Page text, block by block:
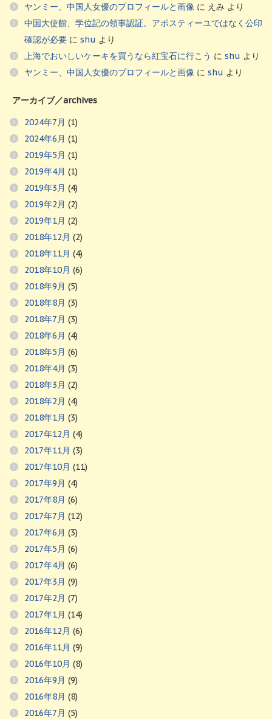
ヤンミー、中国人女優のプロフィールと画像 に えみ より
中国大使館、学位記の領事認証。アポスティーユではなく公印
確認が必要 に shu より
上海でおいしいケーキを買うなら紅宝石に行こう に shu より
ヤンミー、中国人女優のプロフィールと画像 に shu より
アーカイブ／archives
2024年7月 (1)
2024年6月 (1)
2019年5月 (1)
2019年4月 (1)
2019年3月 (4)
2019年2月 (2)
2019年1月 (2)
2018年12月 (2)
2018年11月 (4)
2018年10月 (6)
2018年9月 (5)
2018年8月 (3)
2018年7月 (3)
2018年6月 (4)
2018年5月 (6)
2018年4月 (3)
2018年3月 (2)
2018年2月 (4)
2018年1月 (3)
2017年12月 (4)
2017年11月 (3)
2017年10月 (11)
2017年9月 (4)
2017年8月 (6)
2017年7月 (12)
2017年6月 (3)
2017年5月 (6)
2017年4月 (6)
2017年3月 (9)
2017年2月 (7)
2017年1月 (14)
2016年12月 (6)
2016年11月 (9)
2016年10月 (8)
2016年9月 (9)
2016年8月 (8)
2016年7月 (5)